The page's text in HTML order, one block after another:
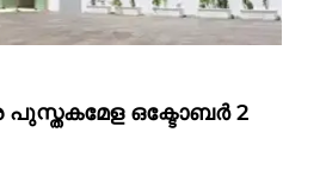
പുസ്തകമേള ഒക്ടോബർ 2